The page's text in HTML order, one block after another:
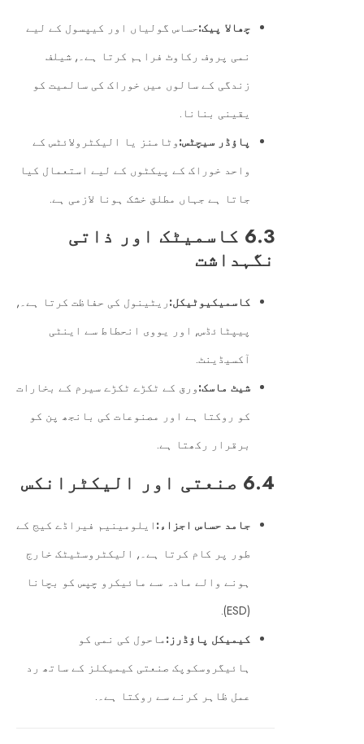
چھالا پیک:حساس گولیاں اور کیپسول کے لیے
نمی پروف رکاوٹ فراہم کرتا ہے۔, شیلف
زندگی کے سالوں میں خوراک کی سالمیت کو
یقینی بنانا.
پاؤڈر سیچٹس:وٹامنز یا الیکٹرولائٹس کے
واحد خوراک کے پیکٹوں کے لیے استعمال کیا
جاتا ہے جہاں مطلق خشک ہونا لازمی ہے.
6.3 کاسمیٹک اور ذاتی
نگہداشت
کاسمیکیوٹیکل:ریٹینول کی حفاظت کرتا ہے۔,
پیپٹائڈس, اور یووی انحطاط سے اینٹی
آکسیڈینٹ.
شیٹ ماسک:ورق کے ٹکڑے ٹکڑے سیرم کے بخارات
کو روکتا ہے اور مصنوعات کی بانجھ پن کو
برقرار رکھتا ہے.
6.4 صنعتی اور الیکٹرانکس
جامد حساس اجزاء: ایلومینیم فیراڈے کیج کے
طور پر کام کرتا ہے۔, الیکٹروسٹیٹک خارج
ہونے والے مادہ سے مائیکرو چپس کو بچانا
(ESD).
کیمیکل پاؤڈرز:ماحول کی نمی کو
ہائیگروسکوپک صنعتی کیمیکلز کے ساتھ رد
عمل ظاہر کرنے سے روکتا ہے۔.